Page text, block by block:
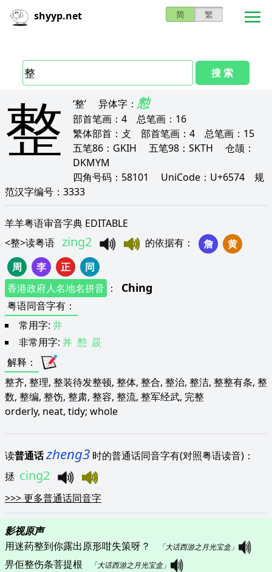
shyyp.net 简 繁
搜 索
整 ‘整’ 异体字： 愸
部首笔画： 4 总笔画： 16
繁体部首： 攴 部首笔画： 4 总笔画： 15
五笔86： GKIH 五笔98： SKTH 仓颉：
DKMYM
四角号码： 58101 UniCode： U+6574 规
范汉字编号： 3333
羊羊粤语审音字典 EDITABLE
<整>读粤语 zing2 的依据有 ： 詹
黄
周
李 正
同
香港政府人名地名拼音 ： Ching
粤语同音字有 ：
常用字: 井
非常用字: 丼 愸 晸
解释 ：
整齐, 整理, 整装待发整顿, 整体, 整合, 整治, 整洁, 整整有条, 整
数, 整编, 整饬, 整肃, 整容, 整流, 整军经武, 完整
orderly, neat, tidy; whole
读普通话zheng3 时的普通话同音字有(对照粤语读音)：
拯 cing2
>>>更多普通话同音字
影视原声
用迷药整到你露出原形咁失策呀？
「大话西游之月光宝盒」
畀佢整伤条菩提根 「大话西游之月光宝盒」